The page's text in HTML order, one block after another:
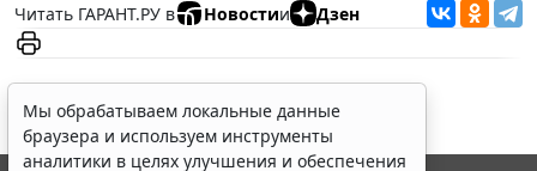
Читать ГАРАНТ.РУ в Новостии Дзен
Мы обрабатываем локальные данные
браузера и используем инструменты
аналитики в целях улучшения и обеспечения